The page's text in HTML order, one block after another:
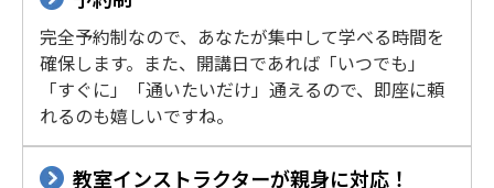
完全予約制なので、あなたが集中して学べる時間を
確保します。また、開講日であれば「いつでも」
「すぐに」「通いたいだけ」通えるので、即座に頼
れるのも嬉しいですね。
教室インストラクターが親身に対応！